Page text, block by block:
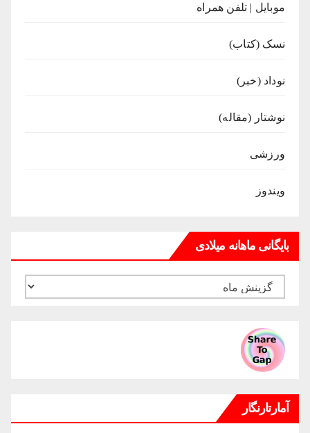
موبایل | تلفن همراه
نسک (کتاب)
نوداد (خبر)
نوشتار (مقاله)
ورزشی
ویندوز
بایگانی ماهانه میلادی
بایگانی
میلادی
آمارتارنگار